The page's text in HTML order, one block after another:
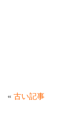
« 古い記事